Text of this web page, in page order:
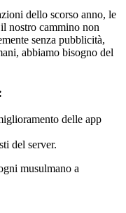
dello scorso anno, le
nostro cammino non
senza pubblicità,
abbiamo bisogno del
delle app
del server.
musulmano a